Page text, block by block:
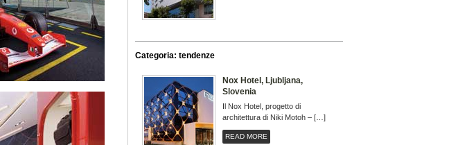
Categoria: tendenze
Nox Hotel, Ljubljana,
Slovenia
Il Nox Hotel, progetto di
architettura di Niki Motoh – […]
READ MORE